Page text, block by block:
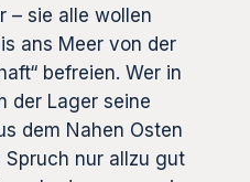
– sie alle wollen
ans Meer von der
befreien. Wer in
der Lager seine
dem Nahen Osten
nur allzu gut